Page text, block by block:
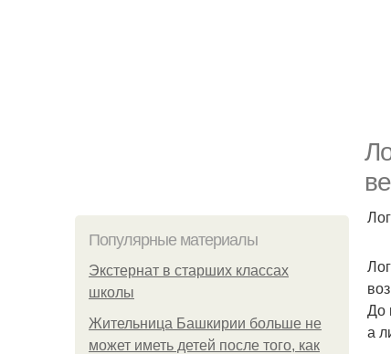
Популярные материалы
Экстернат в старших классах
школы
Жительница Башкирии больше не
может иметь детей после того, как
До
а